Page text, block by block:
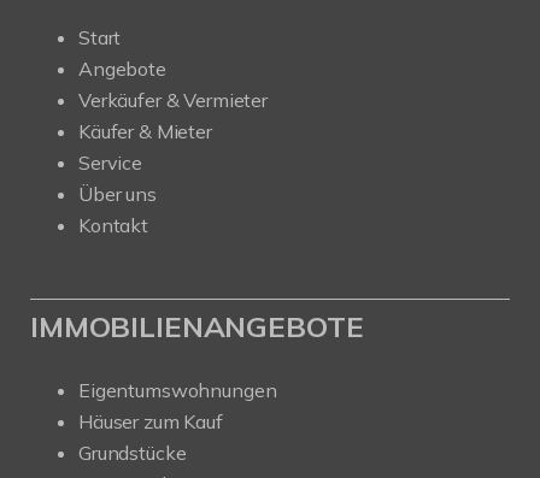
Start
Angebote
Verkäufer & Vermieter
Käufer & Mieter
Service
Über uns
Kontakt
IMMOBILIENANGEBOTE
Eigentumswohnungen
Häuser zum Kauf
Grundstücke